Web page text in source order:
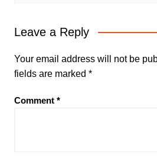
Leave a Reply
Your email address will not be
fields are marked *
Comment *